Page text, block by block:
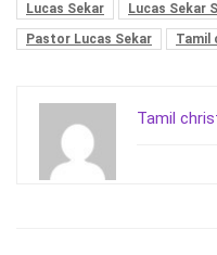
Lucas Sekar
Lucas Sekar
Pastor Lucas Sekar
Tamil
Tamil